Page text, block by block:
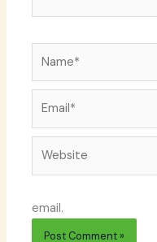
email.